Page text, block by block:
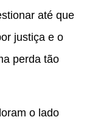
até que
justiça e o
perda tão
o lado